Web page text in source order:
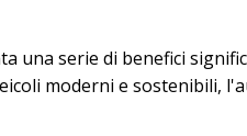
una serie di benefici
moderni e sostenibili,